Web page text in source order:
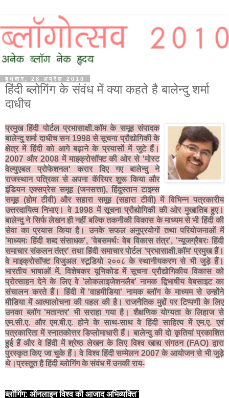
बुधवार, 28 अप्रैल 2010
हिंदी ब्लोगिंग के संवंध में क्या कहते है बालेन्दु शर्मा
दाधीच
प्रमुख हिंदी पोर्टल प्रभासाक्षी.कॉम के समूह संपादक
बालेन्दु शर्मा दाधीच सन 1998 से सूचना प्रौद्योगिकी के
क्षेत्र में हिंदी को आगे बढ़ाने के प्रयासों में जुटे हैं।
2007 और 2008 में माइक्रोसॉफ्ट की ओर से 'मोस्ट
वेल्युएबल प्रोफेशनल' करार दिए गए बालेन्दु ने
राजस्थान पत्रिका से अपना कॅरियर शुरू किया और
इंडियन एक्सप्रेस समूह (जनसत्ता), हिंदुस्तान टाइम्स
समूह (होम टीवी) और सहारा समूह (सहारा टीवी) में विभिन्न पत्रकारीय
उत्तरदायित्व निभाए। वे 1998 में सूचना प्रौद्योगिकी की ओर मुखातिब हुए।
बालेन्दु ने सिर्फ लेखन ही नहीं बल्कि तकनीकी विकास के माध्यम से भी हिंदी की
सेवा का प्रयास किया है। उनके सफल अनुप्रयोगों तथा परियोजनाओं में
'माध्यमः हिंदी शब्द संसाधक', 'वेबसमर्थः वेब विकास तंत्र', 'न्यूजग्रैबरः हिंदी
समाचार संकलन तंत्र' तथा हिंदी समाचार पोर्टल 'प्रभासाक्षी.कॉम' प्रमुख हैं।
वे माइक्रोसॉफ्ट विजुअल स्टूडियो २००८ के स्थानीयकरण से भी जुड़े हैं।
भारतीय भाषाओं में, विशेषकर यूनिकोड में सूचना प्रौद्योगिकीय विकास को
प्रोत्साहन देने के लिए वे 'लोकलाइजेशनलैब' नामक द्विभाषीय वेबसाइट का
संचालन करते हैं। हिंदी में 'वाहमीडिया' नामक ब्लॉग के माध्यम से उन्होंने
मीडिया में आत्मालोचना की पहल की है। राजनैतिक मुद्दों पर टिप्पणी के लिए
उनका ब्लॉग 'मतान्तर' भी सराहा गया है। शैक्षणिक योग्यता के लिहाज से
एम.सी.ए. और एम.बी.ए. होने के साथ-साथ वे हिंदी साहित्य में एम.ए. एवं
पत्रकारिता में स्नातकोत्तर डिप्लोमाधारी हैं। बालेन्दु की दो कृतियां प्रकाशित
हुई हैं और वे हिंदी में श्रेष्ठ लेखन के लिए विश्व खाद्य संगठन (FAO) द्वारा
पुरस्कृत किए जा चुके हैं। वे विश्व हिंदी सम्मेलन 2007 के आयोजन से भी जुड़े
थे।प्रस्तुत है हिंदी ब्लोगिंग के संवंध में उनकी राय-
ब्लॉगिंग: ऑनलाइन विश्व की आजाद अभिव्यक्ति"